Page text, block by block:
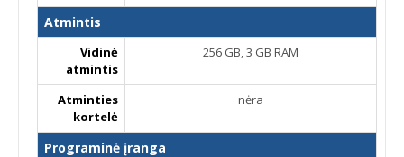
Atmintis
Vidinė
atmintis
256 GB, 3 GB RAM
Atminties
kortelė
nėra
Programinė įranga